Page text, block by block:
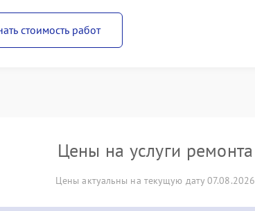
стоимость работ
Цены на услуги ремонта
Цены актуальны на текущую дату 07.08.2026